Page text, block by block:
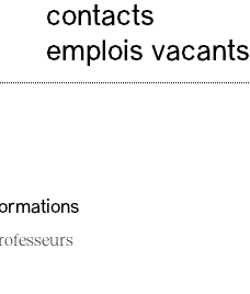
contacts
emplois vacants